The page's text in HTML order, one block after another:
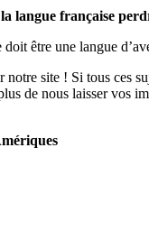
langue française
être une langue
site ! Si tous ces
de nous laisser vos